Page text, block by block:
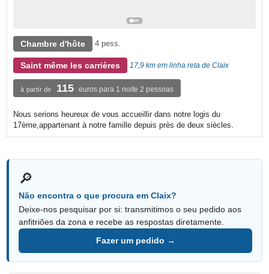
Chambre d'hôte 4 pess.
Saint même les carrières 17,9 km em linha reta de Claix
à partir de 115 euros para 1 noite 2 pessoas
Nous serions heureux de vous accueillir dans notre logis du
17ème,appartenant à notre famille depuis près de deux siècles.
🔎
Não encontra o que procura em Claix?
Deixe-nos pesquisar por si: transmitimos o seu pedido aos
anfitriões da zona e recebe as respostas diretamente.
Fazer um pedido →